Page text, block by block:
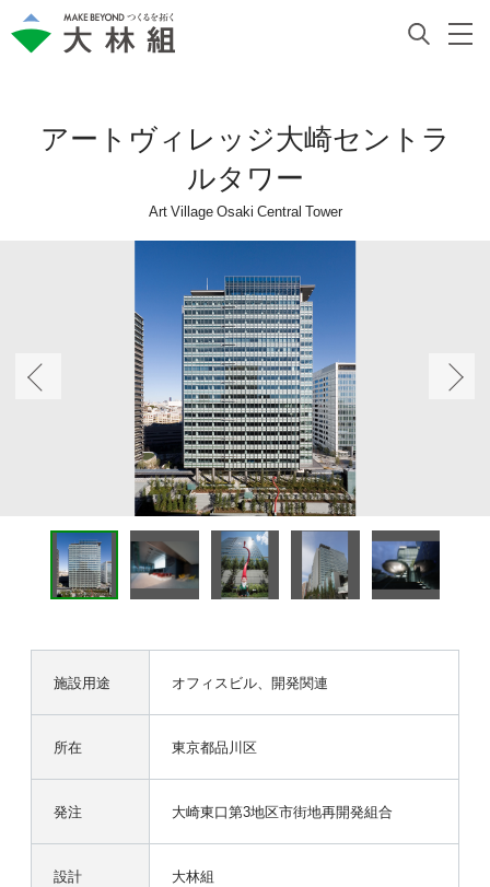
アートヴィレッジ大崎セントラ
ルタワー
Art Village Osaki Central Tower
施設用途 オフィスビル、開発関連
所在 東京都品川区
発注 大崎東口第3地区市街地再開発組合
設計 大林組